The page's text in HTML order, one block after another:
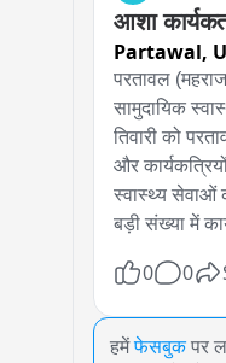
आशा
Partawal,
परतावल
सामुदायिक
तिवारी को
और
स्वास्थ्य सेवाओं
बड़ी संख्या में
0 0
हमेंफेसबुक पर